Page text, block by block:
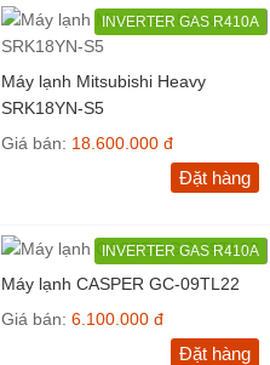
INVERTER GAS R410A
Máy lạnh Mitsubishi Heavy
SRK18YN-S5
Giá bán: 18.600.000 đ
Đặt hàng
INVERTER GAS R410A
Máy lạnh CASPER GC-09TL22
Giá bán: 6.100.000 đ
Đặt hàng